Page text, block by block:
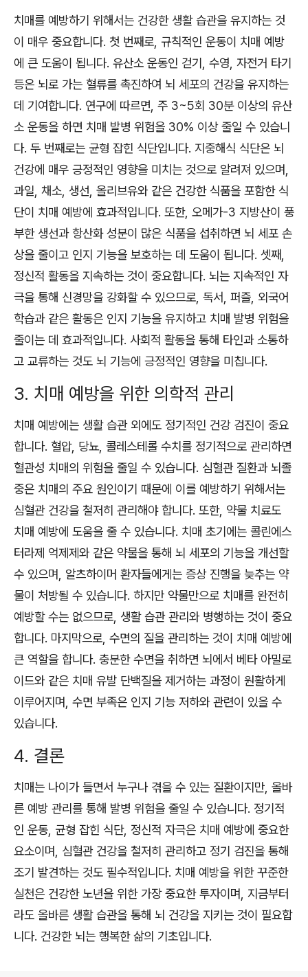
치매를 예방하기 위해서는 건강한 생활 습관을 유지하는 것
이 매우 중요합니다. 첫 번째로, 규칙적인 운동이 치매 예방
에 큰 도움이 됩니다. 유산소 운동인 걷기, 수영, 자전거 타기
등은 뇌로 가는 혈류를 촉진하여 뇌 세포의 건강을 유지하는
데 기여합니다. 연구에 따르면, 주 3~5회 30분 이상의 유산
소 운동을 하면 치매 발병 위험을 30% 이상 줄일 수 있습니
다. 두 번째로는 균형 잡힌 식단입니다. 지중해식 식단은 뇌
건강에 매우 긍정적인 영향을 미치는 것으로 알려져 있으며,
과일, 채소, 생선, 올리브유와 같은 건강한 식품을 포함한 식
단이 치매 예방에 효과적입니다. 또한, 오메가-3 지방산이 풍
부한 생선과 항산화 성분이 많은 식품을 섭취하면 뇌 세포 손
상을 줄이고 인지 기능을 보호하는 데 도움이 됩니다. 셋째,
정신적 활동을 지속하는 것이 중요합니다. 뇌는 지속적인 자
극을 통해 신경망을 강화할 수 있으므로, 독서, 퍼즐, 외국어
학습과 같은 활동은 인지 기능을 유지하고 치매 발병 위험을
줄이는 데 효과적입니다. 사회적 활동을 통해 타인과 소통하
고 교류하는 것도 뇌 기능에 긍정적인 영향을 미칩니다.
3. 치매 예방을 위한 의학적 관리
치매 예방에는 생활 습관 외에도 정기적인 건강 검진이 중요
합니다. 혈압, 당뇨, 콜레스테롤 수치를 정기적으로 관리하면
혈관성 치매의 위험을 줄일 수 있습니다. 심혈관 질환과 뇌졸
중은 치매의 주요 원인이기 때문에 이를 예방하기 위해서는
심혈관 건강을 철저히 관리해야 합니다. 또한, 약물 치료도
치매 예방에 도움을 줄 수 있습니다. 치매 초기에는 콜린에스
터라제 억제제와 같은 약물을 통해 뇌 세포의 기능을 개선할
수 있으며, 알츠하이머 환자들에게는 증상 진행을 늦추는 약
물이 처방될 수 있습니다. 하지만 약물만으로 치매를 완전히
예방할 수는 없으므로, 생활 습관 관리와 병행하는 것이 중요
합니다. 마지막으로, 수면의 질을 관리하는 것이 치매 예방에
큰 역할을 합니다. 충분한 수면을 취하면 뇌에서 베타 아밀로
이드와 같은 치매 유발 단백질을 제거하는 과정이 원활하게
이루어지며, 수면 부족은 인지 기능 저하와 관련이 있을 수
있습니다.
4. 결론
치매는 나이가 들면서 누구나 겪을 수 있는 질환이지만, 올바
른 예방 관리를 통해 발병 위험을 줄일 수 있습니다. 정기적
인 운동, 균형 잡힌 식단, 정신적 자극은 치매 예방에 중요한
요소이며, 심혈관 건강을 철저히 관리하고 정기 검진을 통해
조기 발견하는 것도 필수적입니다. 치매 예방을 위한 꾸준한
실천은 건강한 노년을 위한 가장 중요한 투자이며, 지금부터
라도 올바른 생활 습관을 통해 뇌 건강을 지키는 것이 필요합
니다. 건강한 뇌는 행복한 삶의 기초입니다.